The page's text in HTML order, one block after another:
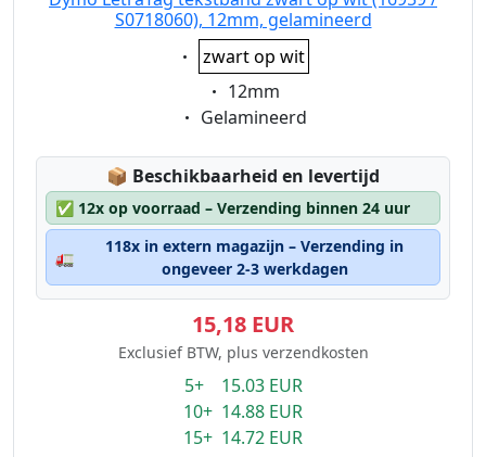
S0718060), 12mm, gelamineerd
Eigenschaft:
zwart op wit
Eigenschaft:
12mm
Eigenschaft:
Gelamineerd
📦 Lagerstatus:
Beschikbaarheid en levertijd
✅ 12x op voorraad – Verzending binnen 24 uur
🚛
118x in extern magazijn – Verzending in
ongeveer 2-3 werkdagen
15,18 EUR
Exclusief BTW, plus verzendkosten
5+ 15.03 EUR
10+ 14.88 EUR
15+ 14.72 EUR